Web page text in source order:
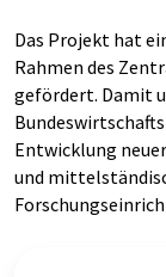
Das Projekt hat
Rahmen des
gefördert. Damit
Entwicklung
und